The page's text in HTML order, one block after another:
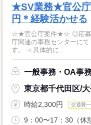
★SV業務★官公庁
円＊経験活かせる
☆★官公庁案件★☆ ◎応募・審査の架電チーム（SV業務）◎ 官公
庁関連の事務センターに
す。 ＜具体的に...
一般事務・OA事
東京都千代田区/大
時給2,300円 交通費
9：00〜17：30（休